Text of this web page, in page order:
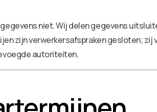
niet. Wij delen gegevens
zijn verwerkersafspraken gesloten;
autoriteiten.